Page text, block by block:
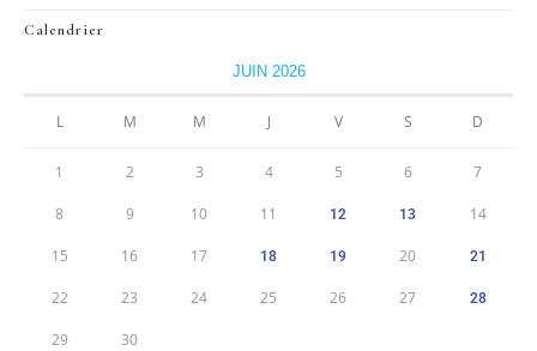
Calendrier
JUIN 2026
L M M J V S D
1 2 3 4 5 6 7
8 9 10 11 12 13 14
15 16 17 18 19 20 21
22 23 24 25 26 27 28
29 30